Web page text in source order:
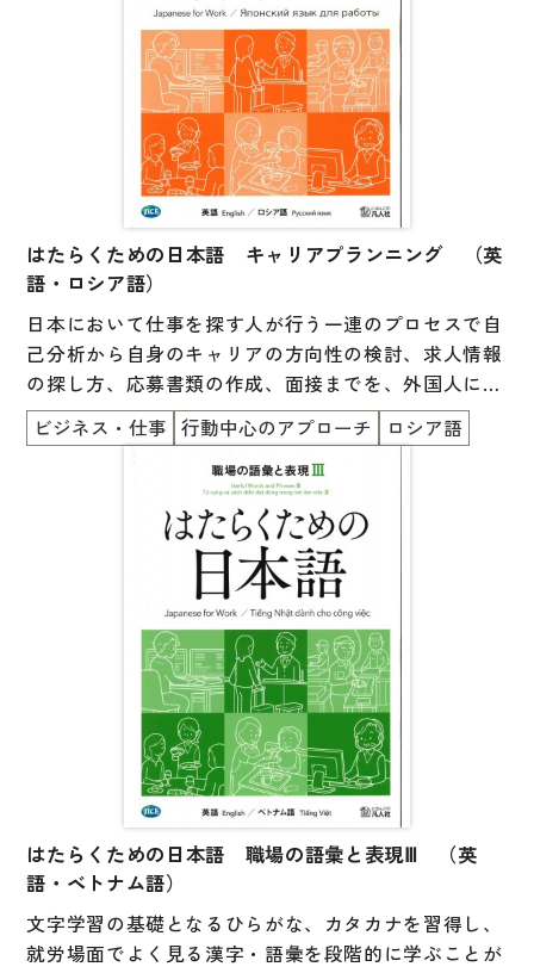
はたらくための日本語 キャリアプランニング （英
語・ロシア語）
日本において仕事を探す人が行う一連のプロセスで自
己分析から自身のキャリアの方向性の検討、求人情報
の探し方、応募書類の作成、面接までを、外国人にと
ってわかりやすい形で示したテキストです。
ビジネス・仕事 行動中心のアプローチ ロシア語
はたらくための日本語 職場の語彙と表現Ⅲ （英
語・ベトナム語）
文字学習の基礎となるひらがな、カタカナを習得し、
就労場面でよく見る漢字・語彙を段階的に学ぶことが